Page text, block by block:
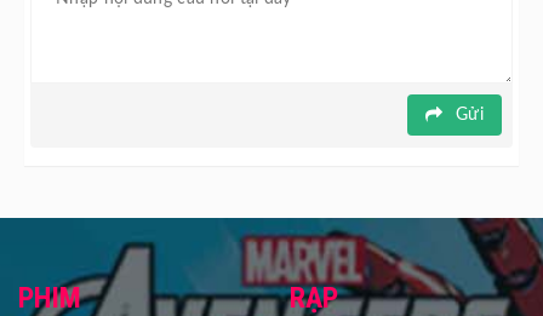
Gửi
PHIM RẠP